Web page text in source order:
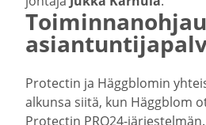
Protectin ja Häggblomin
alkunsa siitä, kun Häggblom
Protectin PRO24-​